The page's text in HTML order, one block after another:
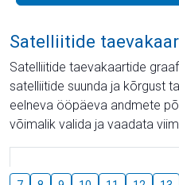
Satelliitide
Satelliitide taevakaartide
satelliitide suunda ja kõrgust
eelneva ööpäeva andmete
võimalik valida ja vaadata